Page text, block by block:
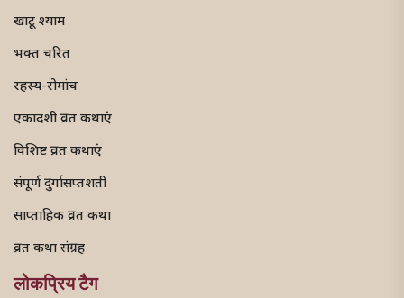
खाटू श्याम
भक्त चरित
रहस्य-रोमांच
एकादशी व्रत कथाएं
विशिष्ट व्रत कथाएं
संपूर्ण दुर्गासप्तशती
साप्ताहिक व्रत कथा
व्रत कथा संग्रह
लोकप्रिय टैग